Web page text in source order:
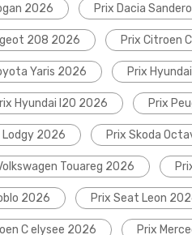
2026 Prix Dacia
208 2026 Prix Citroen
Yaris 2026 Prix
Hyundai I20 2026 Prix
Lodgy 2026 Prix Skoda
Touareg 2026
2026 Prix Seat Leon
C elysee 2026 Prix